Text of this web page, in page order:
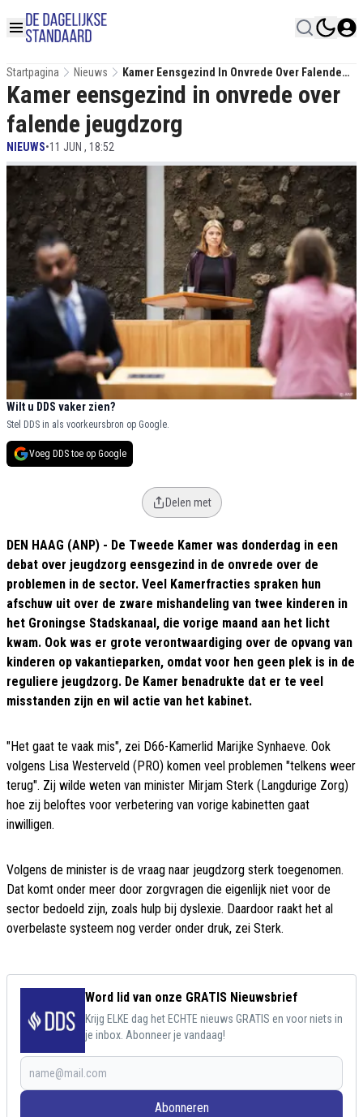
Startpagina Nieuws
Kamer Eensgezind In Onvrede Over Falende
Jeugdzorg
Kamer eensgezind in onvrede over
falende jeugdzorg
NIEUWS•11 JUN , 18:52
Wilt u DDS vaker zien?
Stel DDS in als voorkeursbron op Google.
Voeg DDS toe op Google
Delen met
DEN HAAG (ANP) - De Tweede Kamer was donderdag in een
debat over jeugdzorg eensgezind in de onvrede over de
problemen in de sector. Veel Kamerfracties spraken hun
afschuw uit over de zware mishandeling van twee kinderen in
het Groningse Stadskanaal, die vorige maand aan het licht
kwam. Ook was er grote verontwaardiging over de opvang van
kinderen op vakantieparken, omdat voor hen geen plek is in de
reguliere jeugdzorg. De Kamer benadrukte dat er te veel
misstanden zijn en wil actie van het kabinet.
"Het gaat te vaak mis", zei D66-Kamerlid Marijke Synhaeve. Ook
volgens Lisa Westerveld (PRO) komen veel problemen "telkens weer
terug". Zij wilde weten van minister Mirjam Sterk (Langdurige Zorg)
hoe zij beloftes voor verbetering van vorige kabinetten gaat
inwilligen.
Volgens de minister is de vraag naar jeugdzorg sterk toegenomen.
Dat komt onder meer door zorgvragen die eigenlijk niet voor de
sector bedoeld zijn, zoals hulp bij dyslexie. Daardoor raakt het al
overbelaste systeem nog verder onder druk, zei Sterk.
Word lid van onze GRATIS Nieuwsbrief
Krijg ELKE dag het ECHTE nieuws GRATIS en voor niets in
je inbox. Abonneer je vandaag!
Abonneren